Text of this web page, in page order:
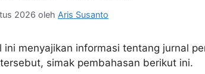
2026 oleh Aris Susanto
ini menyajikan informasi tentang jurnal
simak pembahasan berikut ini.